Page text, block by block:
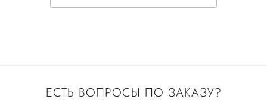
ЕСТЬ ВОПРОСЫ ПО ЗАКАЗУ?